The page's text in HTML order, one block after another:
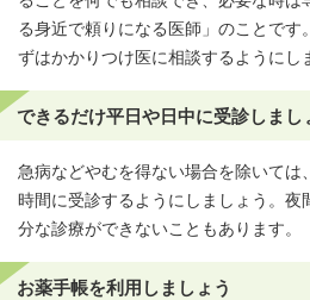
る身近で頼りになる医師」のことです
ずはかかりつけ医に相談するようにし
できるだけ平日や日中に受診しまし
急病などやむを得ない場合を除いては
時間に受診するようにしましょう。夜
分な診療ができないこともあります。
お薬手帳を利用しましょう